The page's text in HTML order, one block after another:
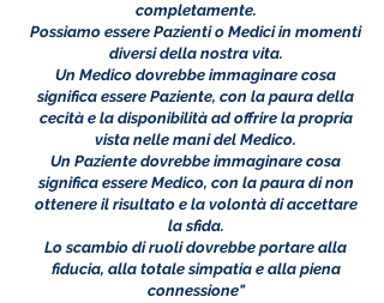
completamente.
Possiamo essere Pazienti o Medici in momenti
diversi della nostra vita.
Un Medico dovrebbe immaginare cosa
significa essere Paziente, con la paura della
cecità e la disponibilità ad offrire la propria
vista nelle mani del Medico.
Un Paziente dovrebbe immaginare cosa
significa essere Medico, con la paura di non
ottenere il risultato e la volontà di accettare
la sfida.
Lo scambio di ruoli dovrebbe portare alla
fiducia, alla totale simpatia e alla piena
connessione"